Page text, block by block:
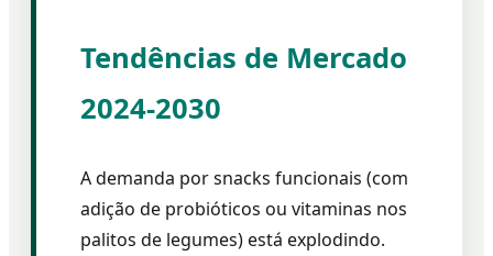
Tendências de Mercado
2024-2030
A demanda por snacks funcionais (com
adição de probióticos ou vitaminas nos
palitos de legumes) está explodindo.